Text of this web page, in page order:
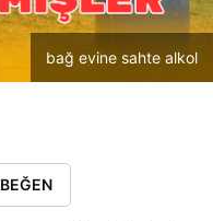
bağ evine sahte alkol
BEĞEN